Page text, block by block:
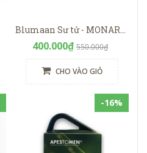
Blumaan Sư tử - MONARCH MATTE PASTE
400.000₫ 550.000₫
CHO VÀO GIỎ
-16%